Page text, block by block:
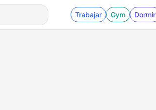
Trabajar Gym Dormir